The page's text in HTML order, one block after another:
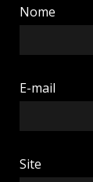
Nome
E-mail
Site